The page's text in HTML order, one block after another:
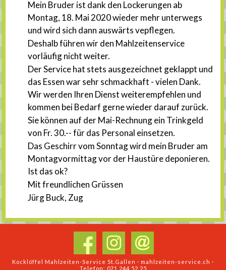
Mein Bruder ist dank den Lockerungen ab
Montag, 18. Mai 2020 wieder mehr unterwegs
und wird sich dann auswärts vepflegen.
Deshalb führen wir den Mahlzeitenservice
vorläufig nicht weiter.
Der Service hat stets ausgezeichnet geklappt und
das Essen war sehr schmackhaft - vielen Dank.
Wir werden Ihren Dienst weiterempfehlen und
kommen bei Bedarf gerne wieder darauf zurück.
Sie können auf der Mai-Rechnung ein Trinkgeld
von Fr. 30.-- für das Personal einsetzen.
Das Geschirr vom Sonntag wird mein Bruder am
Montagvormittag vor der Haustüre deponieren.
Ist das ok?
Mit freundlichen Grüssen
Jürg Buck, Zug
Kocklöffel Mahlzeiten-Service St.Gallen · mahlzeiten-service.ch ·
Telefon: 071 244 52 25